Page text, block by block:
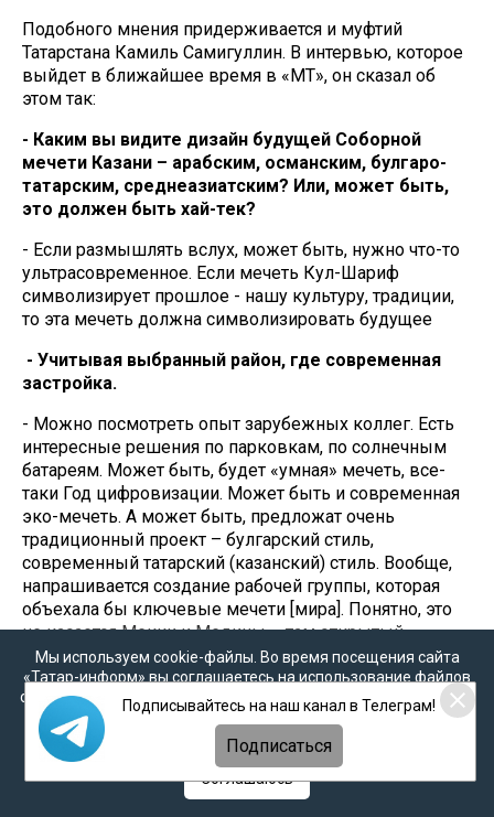
Подобного мнения придерживается и муфтий
Татарстана Камиль Самигуллин. В интервью, которое
выйдет в ближайшее время в «МТ», он сказал об
этом так:
- Каким вы видите дизайн будущей Соборной
мечети Казани – арабским, османским, булгаро-
татарским, среднеазиатским? Или, может быть,
это должен быть хай-тек?
- Если размышлять вслух, может быть, нужно что-то
ультрасовременное. Если мечеть Кул-Шариф
символизирует прошлое - нашу культуру, традиции,
то эта мечеть должна символизировать будущее
- Учитывая выбранный район, где современная
застройка.
- Можно посмотреть опыт зарубежных коллег. Есть
интересные решения по парковкам, по солнечным
батареям. Может быть, будет «умная» мечеть, все-
таки Год цифровизации. Может быть и современная
эко-мечеть. А может быть, предложат очень
традиционный проект – булгарский стиль,
современный татарский (казанский) стиль. Вообще,
напрашивается создание рабочей группы, которая
объехала бы ключевые мечети [мира]. Понятно, это
не касается Мекки и Медины – там открытый
потолок, к нам это не относится. Но, скажем, в той же
столице Казахстана построена очень современная
мечеть. Есть интересные решения, например, с садом
внутри. Думаю, нам предстоит изучить этот опыт
и добавить свое. Должно быть что-то хорошее и
интересное. И, кроме того, на мой взгляд, там должна
быть площадь для прощания с известными людьми,
Мы используем cookie-файлы. Во время посещения сайта
«Татар-информ» вы соглашаетесь на использование файлов
cookie в соответствии с настоящим уведомлением, согласием
наобработку персональных данных,Политикой о
персональных данных
Политикой конфиденциальности
Соглашаюсь
Подписывайтесь на наш канал в Телеграм!
Подписаться